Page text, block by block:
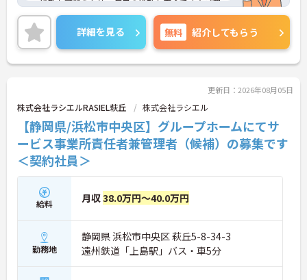
味のある方には、面接対策ポイントなど、さらに詳
細をご案内しますのでお気軽にご相談ください！
詳細を見る 無料 紹介してもらう
更新日：2026年08月05日
株式会社ラシエルRASIEL萩丘 株式会社ラシエル
【静岡県/浜松市中央区】グループホームにてサ
ービス事業所責任者兼管理者（候補）の募集です
＜契約社員＞
給料 月収38.0万円～40.0万円
勤務地
静岡県 浜松市中央区 萩丘5-8-34-3
遠州鉄道「上島駅」バス・車5分